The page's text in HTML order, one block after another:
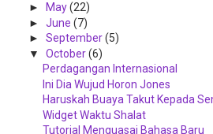
►
May(22)
► June (7)
► September(5)
▼ October(6)
Perdagangan Internasional
Ini Dia Wujud Horon Jones
Haruskah Buaya Takut Kepada
Widget Waktu Shalat
Tutorial Menguasai Bahasa Baru